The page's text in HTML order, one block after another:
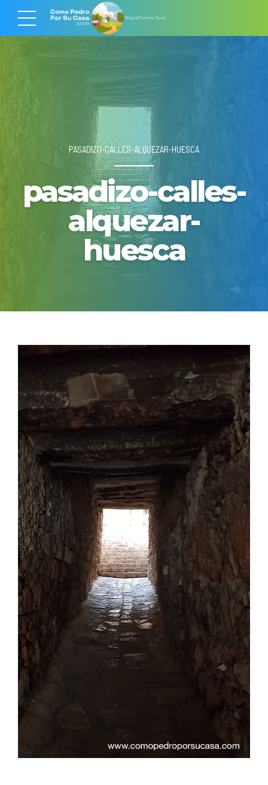
PASADIZO-CALLES-ALQUEZAR-HUESCA
pasadizo-calles-
alquezar-
huesca